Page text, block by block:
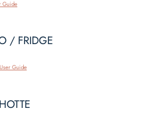
Guide
/ FRIDGE
Guide
HOTTE